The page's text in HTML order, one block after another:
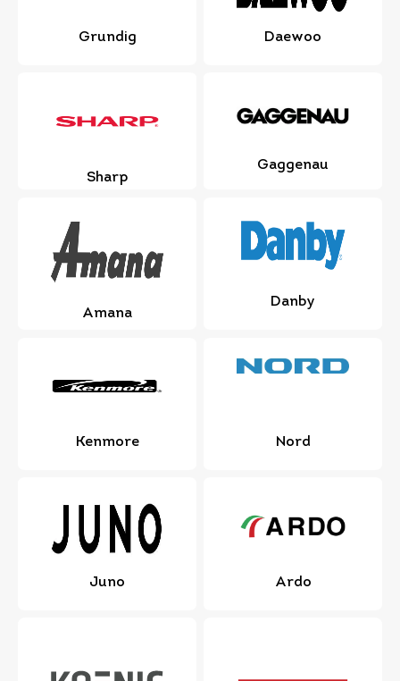
Grundig Daewoo
Sharp
Gaggenau
Amana
Danby
Kenmore Nord
Juno Ardo